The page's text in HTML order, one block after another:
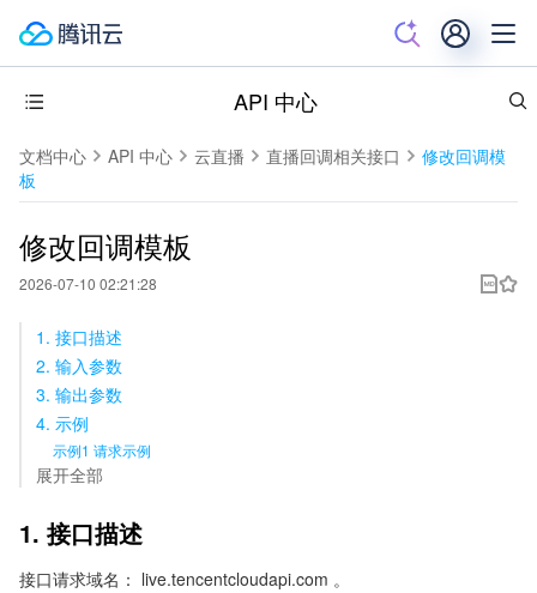
API 中心
文档中心 API 中心 云直播 直播回调相关接口
修改回调模
板
修改回调模板
2026-07-10 02:21:28
1. 接口描述
2. 输入参数
3. 输出参数
4. 示例
示例1 请求示例
展开全部
1. 接口描述
接口请求域名： live.tencentcloudapi.com 。